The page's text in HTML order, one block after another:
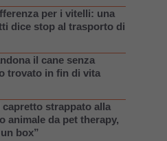
per i vitelli: una
dice stop al trasporto di
il cane senza
trovato in fin di vita
strappato alla
animale da pet therapy,
box”